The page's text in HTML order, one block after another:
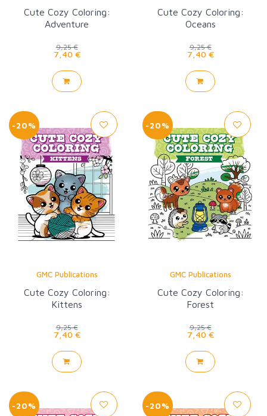
Cute Cozy Coloring:
Adventure
9,25 €
7,40 €
Cute Cozy Coloring:
Oceans
9,25 €
7,40 €
-20%
GMC Publications
Cute Cozy Coloring:
Kittens
9,25 €
7,40 €
-20%
GMC Publications
Cute Cozy Coloring:
Forest
9,25 €
7,40 €
-20% -20%